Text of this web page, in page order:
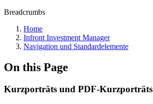
Breadcrumbs
Home
Infront Investment Manager
Navigation und Standardelemente
On this Page
Kurzporträts und PDF-Kurzporträts